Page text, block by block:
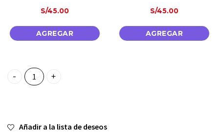
45.00
AGREGAR
45.00
AGREGAR
Hermoso quantity
Añadir a la lista de deseos